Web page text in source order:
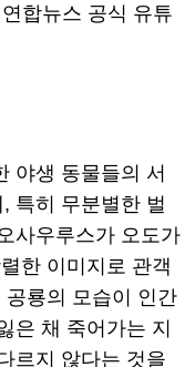
합뉴스 공식 유튜
야생 동물들의 서
특히 무분별한 벌
사우루스가 오도가
한 이미지로 관객
룡의 모습이 인간
은 채 죽어가는 지
르지 않다는 것을